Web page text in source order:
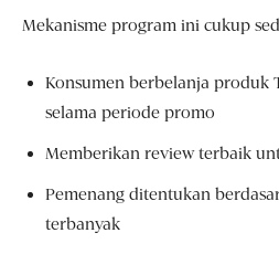
Mekanisme program ini cukup
Konsumen berbelanja produk
selama periode promo
Memberikan review terbaik
Pemenang ditentukan
terbanyak